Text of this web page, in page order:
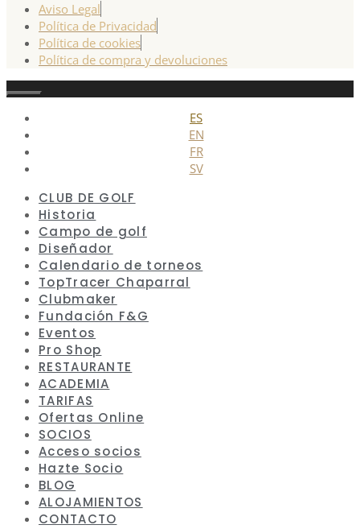
Aviso Legal
Política de Privacidad
Política de cookies
Política de compra y devoluciones
Cerrar
ES
EN
FR
SV
CLUB DE GOLF
Historia
Campo de golf
Diseñador
Calendario de torneos
TopTracer Chaparral
Clubmaker
Fundación F&G
Eventos
Pro Shop
RESTAURANTE
ACADEMIA
TARIFAS
Ofertas Online
SOCIOS
Acceso socios
Hazte Socio
BLOG
ALOJAMIENTOS
CONTACTO